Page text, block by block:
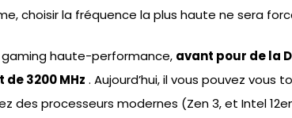
choisir la fréquence la plus haute ne sera
gaming haute-performance, avant pour de la
3200 MHz . Aujourd’hui, il vous pouvez
des processeurs modernes (Zen 3, et Intel